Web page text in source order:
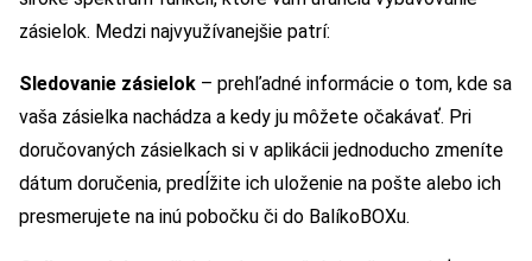
zásielok. Medzi najvyužívanejšie patrí:
Sledovanie zásielok – prehľadné informácie o tom, kde sa
vaša zásielka nachádza a kedy ju môžete očakávať. Pri
doručovaných zásielkach si v aplikácii jednoducho zmeníte
dátum doručenia, predĺžite ich uloženie na pošte alebo ich
presmerujete na inú pobočku či do BalíkoBOXu.